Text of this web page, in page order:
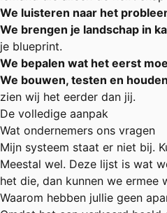
We luisteren naar het
We brengen je landschap in
je blueprint.
We bepalen wat het eerst
We bouwen, testen en
zien wij het eerder dan jij.
De volledige aanpak
Wat ondernemers ons vragen
Mijn systeem staat er niet bij.
Meestal wel. Deze lijst is wat
het die, dan kunnen we
Waarom hebben jullie geen